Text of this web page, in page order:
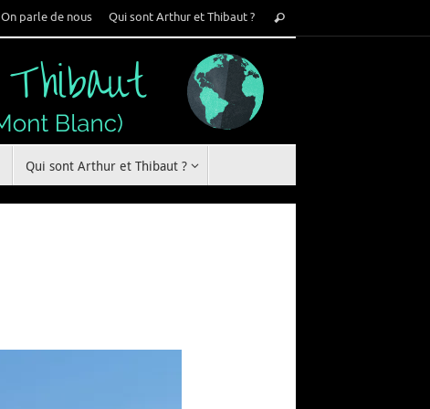
On parle de nous Qui sont Arthur et Thibaut ?
pour
Rechercher
Qui sont Arthur et Thibaut ?